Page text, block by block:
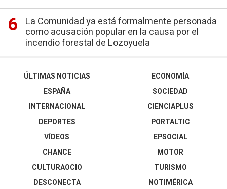
La Comunidad ya está formalmente personada
como acusación popular en la causa por el
incendio forestal de Lozoyuela
ÚLTIMAS NOTICIAS
ESPAÑA
INTERNACIONAL
DEPORTES
VÍDEOS
ECONOMÍA
SOCIEDAD
CIENCIAPLUS
PORTALTIC
EPSOCIAL
CHANCE
CULTURAOCIO
DESCONECTA
MOTOR
TURISMO
NOTIMÉRICA